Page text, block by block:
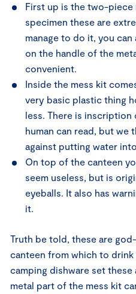
First up is the two-piece
specimen these are
manage to do it, you
on the handle of the
convenient.
Inside the mess kit
very basic plastic thing
less. There is
human can read, but we
against putting water
On top of the canteen
seem useless, but is
eyeballs. It also has
it.
Truth be told, these are
canteen from which to
camping dishware set
metal part of the mess kit